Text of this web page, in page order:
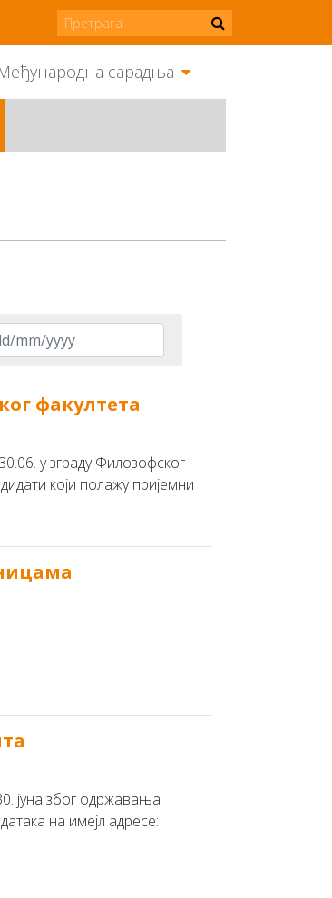
сарадња
факултета
у зграду Филозофског
који полажу пријемни
јуна због одржавања
на имејл адресе: